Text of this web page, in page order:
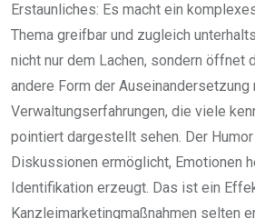
Erstaunliches: Es macht ein
Thema greifbar und zugleich
nicht nur dem Lachen, sondern öffnet
andere Form der Auseinandersetzung
Verwaltungserfahrungen, die viele
pointiert dargestellt sehen. Der
Diskussionen ermöglicht, Emotionen
Identifikation erzeugt. Das ist ein
Kanzleimarketingmaßnahmen selten